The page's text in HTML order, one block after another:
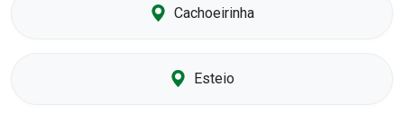
Cachoeirinha
Esteio